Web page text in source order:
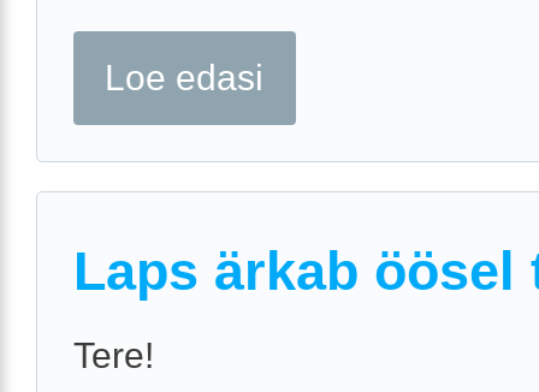
Loe edasi
Laps ärkab öösel
Tere!